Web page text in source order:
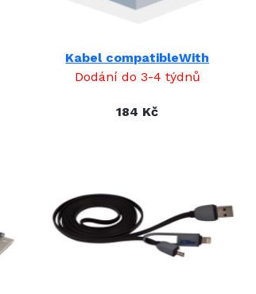
Kabel compatibleWith
Dodání do 3-4 týdnů
184 Kč